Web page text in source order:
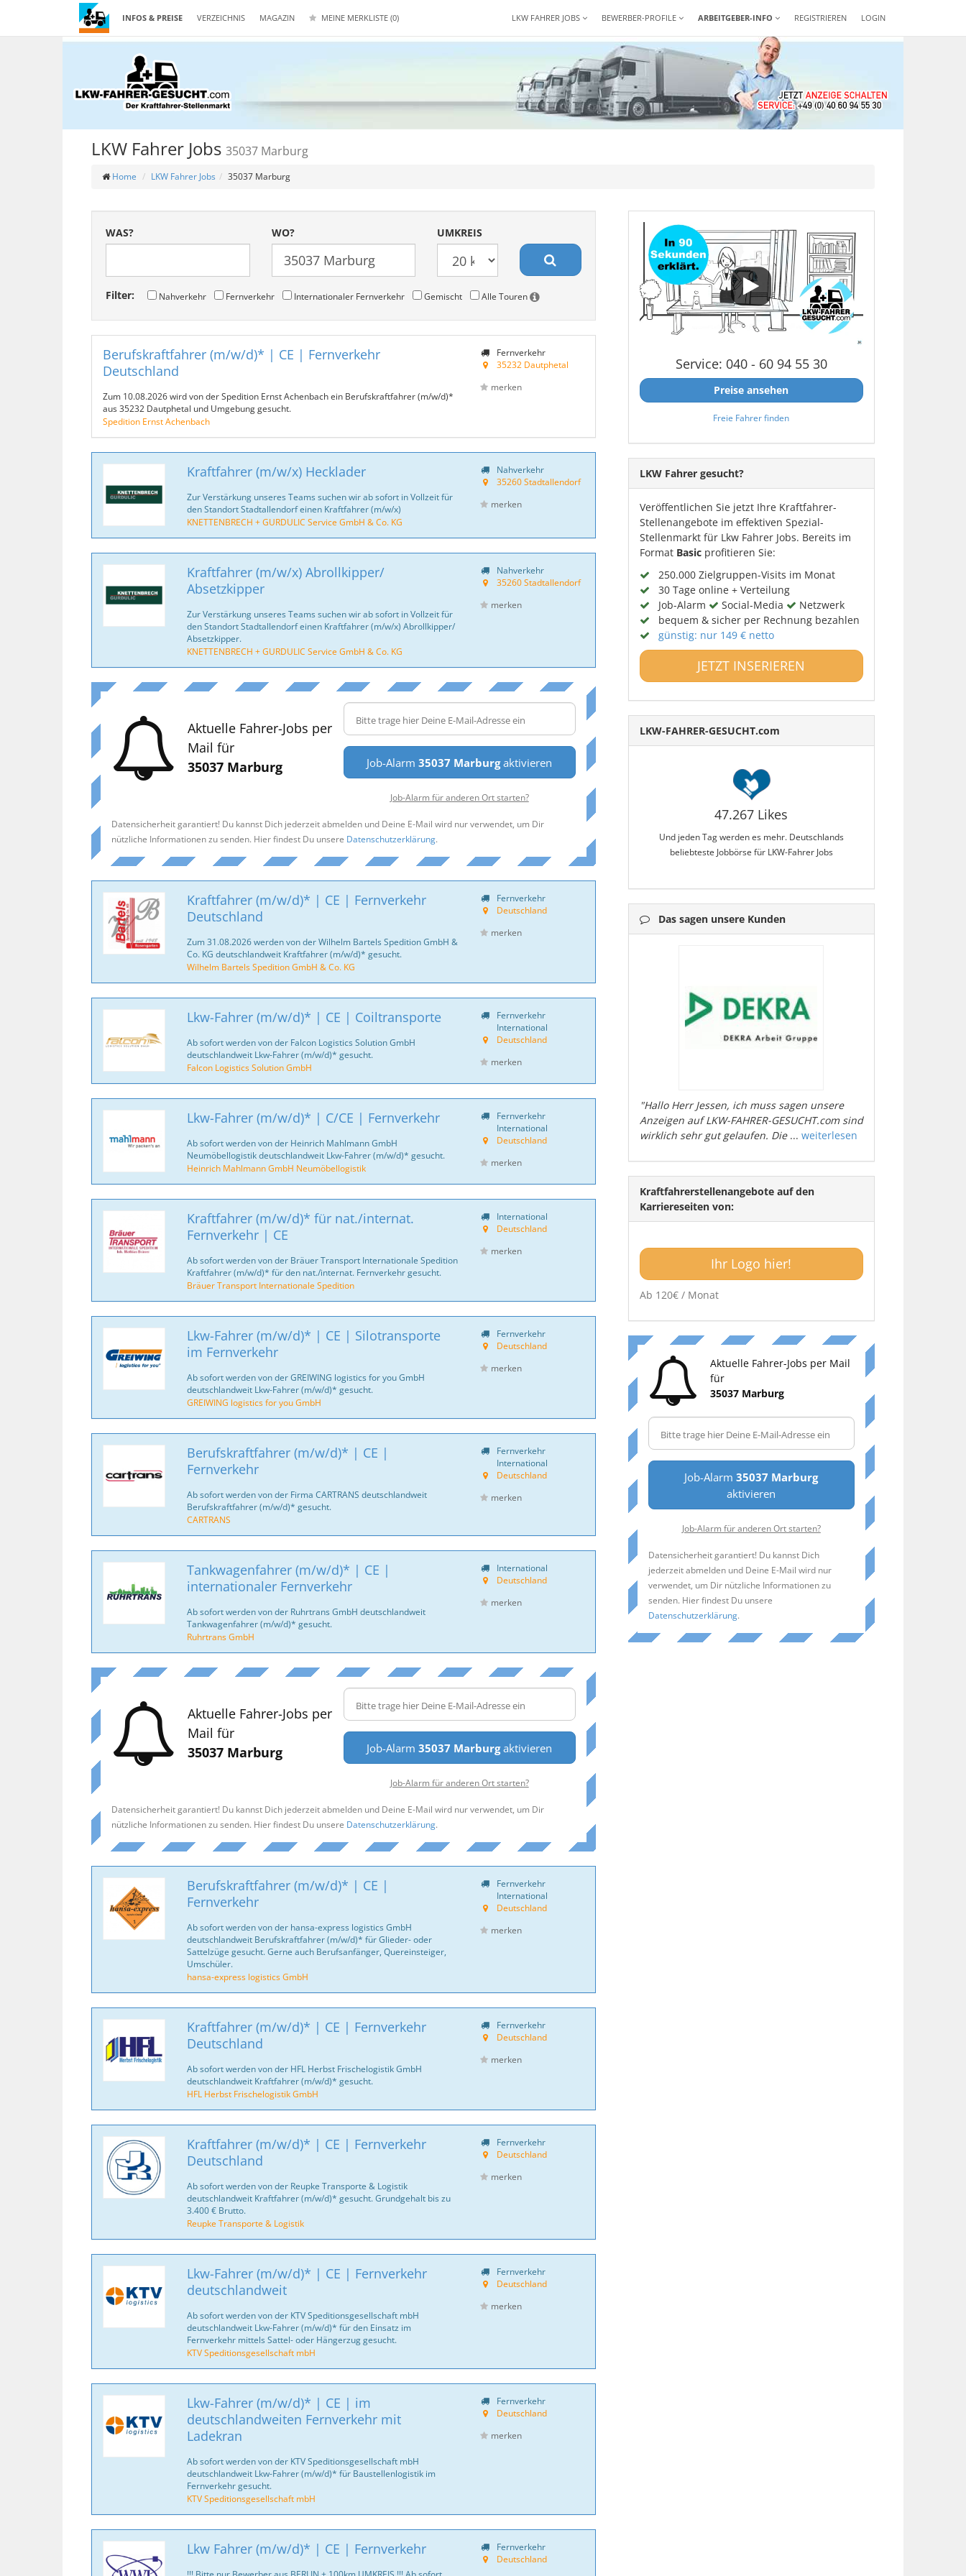
INFOS & PREISE VERZEICHNIS MAGAZIN MEINE MERKLISTE (0) REGISTRIEREN LOGIN
LKW FAHRER JOBS BEWERBER-PROFILE ARBEITGEBER-INFO
LKW Fahrer Jobs 35037 Marburg
Home LKW Fahrer Jobs 35037 Marburg
WAS? WO? UMKREIS
Filter: Nahverkehr Fernverkehr Internationaler Fernverkehr Gemischt Alle Touren
Berufskraftfahrer (m/w/d)* | CE | Fernverkehr
Deutschland
Zum 10.08.2026 wird von der Spedition Ernst Achenbach ein Berufskraftfahrer (m/w/d)*
aus 35232 Dautphetal und Umgebung gesucht.
Spedition Ernst Achenbach
Fernverkehr
35232 Dautphetal
merken
Kraftfahrer (m/w/x) Hecklader
Zur Verstärkung unseres Teams suchen wir ab sofort in Vollzeit für
den Standort Stadtallendorf einen Kraftfahrer (m/w/x)
KNETTENBRECH + GURDULIC Service GmbH & Co. KG
Nahverkehr
35260 Stadtallendorf
merken
Kraftfahrer (m/w/x) Abrollkipper/
Absetzkipper
Zur Verstärkung unseres Teams suchen wir ab sofort in Vollzeit für
den Standort Stadtallendorf einen Kraftfahrer (m/w/x) Abrollkipper/
Absetzkipper.
KNETTENBRECH + GURDULIC Service GmbH & Co. KG
Nahverkehr
35260 Stadtallendorf
merken
Aktuelle Fahrer-Jobs per
Mail für
35037 Marburg
Job-Alarm35037 Marburgaktivieren
Job-Alarm für anderen Ort starten?
Datensicherheit garantiert! Du kannst Dich jederzeit abmelden und Deine E-Mail wird nur verwendet, um Dir
nützliche Informationen zu senden. Hier findest Du unsere Datenschutzerklärung.
Kraftfahrer (m/w/d)* | CE | Fernverkehr
Deutschland
Zum 31.08.2026 werden von der Wilhelm Bartels Spedition GmbH &
Co. KG deutschlandweit Kraftfahrer (m/w/d)* gesucht.
Wilhelm Bartels Spedition GmbH & Co. KG
Fernverkehr
Deutschland
merken
Lkw-Fahrer (m/w/d)* | CE | Coiltransporte
Ab sofort werden von der Falcon Logistics Solution GmbH
deutschlandweit Lkw-Fahrer (m/w/d)* gesucht.
Falcon Logistics Solution GmbH
Fernverkehr
International
Deutschland
merken
Lkw-Fahrer (m/w/d)* | C/CE | Fernverkehr
Ab sofort werden von der Heinrich Mahlmann GmbH
Neumöbellogistik deutschlandweit Lkw-Fahrer (m/w/d)* gesucht.
Heinrich Mahlmann GmbH Neumöbellogistik
Fernverkehr
International
Deutschland
merken
Kraftfahrer (m/w/d)* für nat./internat.
Fernverkehr | CE
Ab sofort werden von der Bräuer Transport Internationale Spedition
Kraftfahrer (m/w/d)* für den nat./internat. Fernverkehr gesucht.
Bräuer Transport Internationale Spedition
International
Deutschland
merken
Lkw-Fahrer (m/w/d)* | CE | Silotransporte
im Fernverkehr
Ab sofort werden von der GREIWING logistics for you GmbH
deutschlandweit Lkw-Fahrer (m/w/d)* gesucht.
GREIWING logistics for you GmbH
Fernverkehr
Deutschland
merken
Berufskraftfahrer (m/w/d)* | CE |
Fernverkehr
Ab sofort werden von der Firma CARTRANS deutschlandweit
Berufskraftfahrer (m/w/d)* gesucht.
CARTRANS
Fernverkehr
International
Deutschland
merken
Tankwagenfahrer (m/w/d)* | CE |
internationaler Fernverkehr
Ab sofort werden von der Ruhrtrans GmbH deutschlandweit
Tankwagenfahrer (m/w/d)* gesucht.
Ruhrtrans GmbH
International
Deutschland
merken
Aktuelle Fahrer-Jobs per
Mail für
35037 Marburg
Job-Alarm35037 Marburgaktivieren
Job-Alarm für anderen Ort starten?
Datensicherheit garantiert! Du kannst Dich jederzeit abmelden und Deine E-Mail wird nur verwendet, um Dir
nützliche Informationen zu senden. Hier findest Du unsere Datenschutzerklärung.
Berufskraftfahrer (m/w/d)* | CE |
Fernverkehr
Ab sofort werden von der hansa-express logistics GmbH
deutschlandweit Berufskraftfahrer (m/w/d)* für Glieder- oder
Sattelzüge gesucht. Gerne auch Berufsanfänger, Quereinsteiger,
Umschüler.
hansa-express logistics GmbH
Fernverkehr
International
Deutschland
merken
Kraftfahrer (m/w/d)* | CE | Fernverkehr
Deutschland
Ab sofort werden von der HFL Herbst Frischelogistik GmbH
deutschlandweit Kraftfahrer (m/w/d)* gesucht.
HFL Herbst Frischelogistik GmbH
Fernverkehr
Deutschland
merken
Kraftfahrer (m/w/d)* | CE | Fernverkehr
Deutschland
Ab sofort werden von der Reupke Transporte & Logistik
deutschlandweit Kraftfahrer (m/w/d)* gesucht. Grundgehalt bis zu
3.400 € Brutto.
Reupke Transporte & Logistik
Fernverkehr
Deutschland
merken
Lkw-Fahrer (m/w/d)* | CE | Fernverkehr
deutschlandweit
Ab sofort werden von der KTV Speditionsgesellschaft mbH
deutschlandweit Lkw-Fahrer (m/w/d)* für den Einsatz im
Fernverkehr mittels Sattel- oder Hängerzug gesucht.
KTV Speditionsgesellschaft mbH
Fernverkehr
Deutschland
merken
Lkw-Fahrer (m/w/d)* | CE | im
deutschlandweiten Fernverkehr mit
Ladekran
Ab sofort werden von der KTV Speditionsgesellschaft mbH
deutschlandweit Lkw-Fahrer (m/w/d)* für Baustellenlogistik im
Fernverkehr gesucht.
KTV Speditionsgesellschaft mbH
Fernverkehr
Deutschland
merken
Lkw Fahrer (m/w/d)* | CE | Fernverkehr
Fernverkehr
Deutschland
Service: 040 - 60 94 55 30
Preise ansehen
Freie Fahrer finden
LKW Fahrer gesucht?
Veröffentlichen Sie jetzt Ihre Kraftfahrer-
Stellenangebote im effektiven Spezial-
Stellenmarkt für Lkw Fahrer Jobs. Bereits im
Format Basicprofitieren Sie:
250.000 Zielgruppen-Visits im Monat
30 Tage online + Verteilung
Job-Alarm
Social-Media
Netzwerk
bequem & sicher per Rechnung bezahlen
günstig: nur 149 € netto
JETZT INSERIEREN
LKW-FAHRER-GESUCHT.com
47.267 Likes
Und jeden Tag werden es mehr. Deutschlands
beliebteste Jobbörse für LKW-Fahrer Jobs
Das sagen unsere Kunden
"Hallo Herr Jessen, ich muss sagen unsere
Anzeigen auf LKW-FAHRER-GESUCHT.com sind
wirklich sehr gut gelaufen. Die... weiterlesen
Kraftfahrerstellenangebote auf den
Karriereseiten von:
Ihr Logo hier!
Ab 120€ / Monat
Aktuelle Fahrer-Jobs per Mail
für
35037 Marburg
Job-Alarm35037 Marburg
aktivieren
Job-Alarm für anderen Ort starten?
Datensicherheit garantiert! Du kannst Dich
jederzeit abmelden und Deine E-Mail wird nur
verwendet, um Dir nützliche Informationen zu
senden. Hier findest Du unsere
Datenschutzerklärung.